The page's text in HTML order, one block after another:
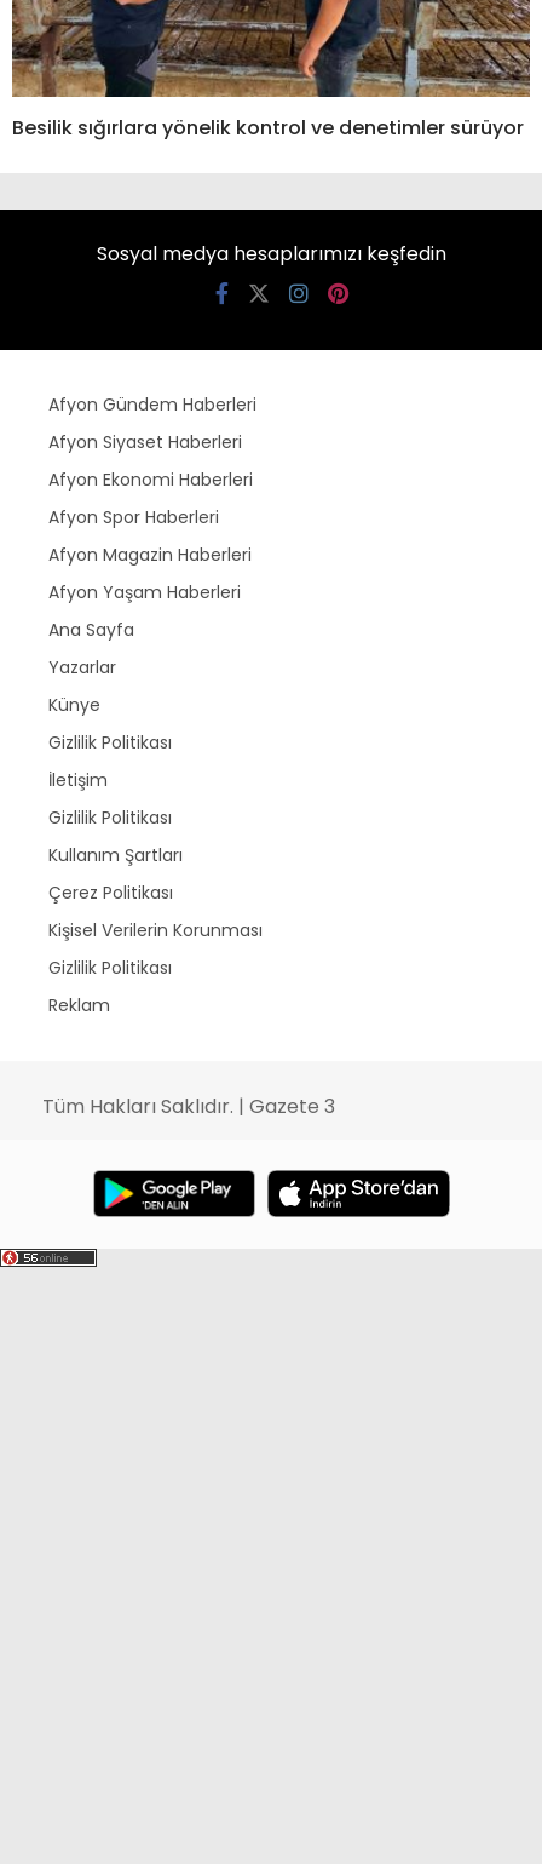
Besilik sığırlara yönelik kontrol ve denetimler sürüyor
Sosyal medya hesaplarımızı keşfedin
Afyon Gündem Haberleri
Afyon Siyaset Haberleri
Afyon Ekonomi Haberleri
Afyon Spor Haberleri
Afyon Magazin Haberleri
Afyon Yaşam Haberleri
Ana Sayfa
Yazarlar
Künye
Gizlilik Politikası
İletişim
Gizlilik Politikası
Kullanım Şartları
Çerez Politikası
Kişisel Verilerin Korunması
Gizlilik Politikası
Reklam
Tüm Hakları Saklıdır. | Gazete 3